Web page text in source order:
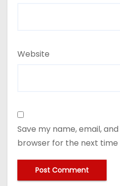
Website
Save my name, email,
browser for the next